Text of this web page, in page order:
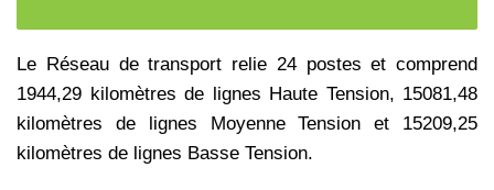
Le Réseau de transport relie 24 postes et comprend
1944,29 kilomètres de lignes Haute Tension, 15081,48
kilomètres de lignes Moyenne Tension et 15209,25
kilomètres de lignes Basse Tension.